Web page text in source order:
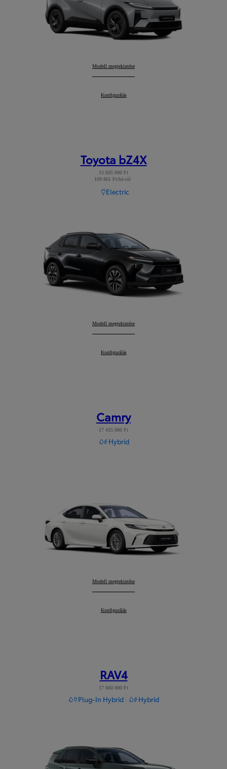
Toyota C-HR+:
Modell megtekintése
Toyota C-HR+
Konfigurálás
Toyota bZ4X
15 835 000 Ft
109 861 Ft/hó-tól
Electric
Toyota bZ4X:
Modell megtekintése
Toyota bZ4X
Konfigurálás
Camry
17 435 000 Ft
Hybrid
Camry:
Modell megtekintése
Camry:
Konfigurálás
RAV4
17 660 000 Ft
Plug-In Hybrid Hybrid